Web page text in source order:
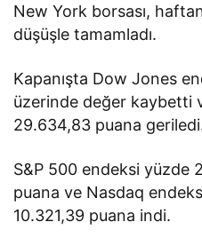
New York borsası,
düşüşle tamamladı.
Kapanışta Dow Jones
üzerinde değer kaybetti
29.634,83 puana
S&P 500 endeksi yüzde
puana ve Nasdaq
10.321,39 puana indi.